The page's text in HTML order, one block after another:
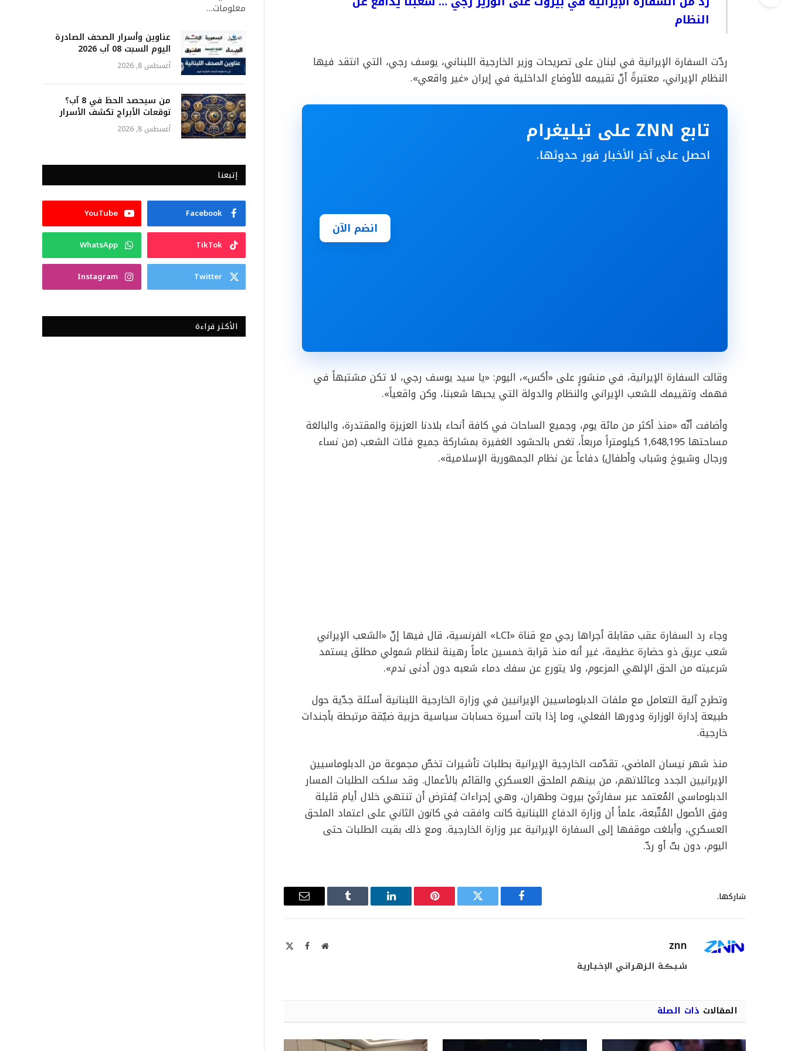
النظام
ردّت السفارة الإيرانية في لبنان على تصريحات وزير الخارجية اللبناني، يوسف رجي، التي انتقد فيها
النظام الإيراني، معتبرةً أنّ تقييمه للأوضاع الداخلية في إيران «غير واقعي».
تابع ZNN على تيليغرام
احصل على آخر الأخبار فور حدوثها.
انضم الآن
وقالت السفارة الإيرانية، في منشورٍ على «أكس»، اليوم: «يا سيد يوسف رجي، لا تكن مشتبهاً في
فهمك وتقييمك للشعب الإيراني والنظام والدولة التي يحبها شعبنا، وكن واقعياً».
وأضافت أنّه «منذ أكثر من مائة يوم، وجميع الساحات في كافة أنحاء بلادنا العزيزة والمقتدرة، والبالغة
مساحتها 1,648,195 كيلومتراً مربعاً، تغص بالحشود الغفيرة بمشاركة جميع فئات الشعب (من نساء
ورجال وشيوخ وشباب وأطفال) دفاعاً عن نظام الجمهورية الإسلامية».
وجاء رد السفارة عقب مقابلة أجراها رجي مع قناة «LCI» الفرنسية، قال فيها إنّ «الشعب الإيراني
شعب عريق ذو حضارة عظيمة، غير أنه منذ قرابة خمسين عاماً رهينة لنظام شمولي مطلق يستمد
شرعيته من الحق الإلهي المزعوم، ولا يتورع عن سفك دماء شعبه دون أدنى ندم».
وتطرح آلية التعامل مع ملفات الدبلوماسيين الإيرانيين في وزارة الخارجية اللبنانية أسئلة جدّية حول
طبيعة إدارة الوزارة ودورها الفعلي، وما إذا باتت أسيرة حسابات سياسية حزبية ضيّقة مرتبطة بأجندات
خارجية.
منذ شهر نيسان الماضي، تقدّمت الخارجية الإيرانية بطلبات تأشيرات تخصّ مجموعة من الدبلوماسيين
الإيرانيين الجدد وعائلاتهم، من بينهم الملحق العسكري والقائم بالأعمال. وقد سلكت الطلبات المسار
الدبلوماسي المُعتمد عبر سفارتَيْ بيروت وطهران، وهي إجراءات يُفترض أن تنتهي خلال أيام قليلة
وفق الأصول المُتّبعة، علماً أن وزارة الدفاع اللبنانية كانت وافقت في كانون الثاني على اعتماد الملحق
العسكري، وأبلغت موقفها إلى السفارة الإيرانية عبر وزارة الخارجية. ومع ذلك بقيت الطلبات حتى
اليوم، دون بتّ أو ردّ.
شاركها.
فيسبوك تويتر بينتيريستلينكدإن Tumblr
البريد
znn
موقعفيسبوك
شـبـڪـة الـزهـرانـي الإخـبـاريـة
المقالات ذات الصلة
معلومات…
عناوين وأسرار الصحف الصادرة
اليوم السبت 08 آب 2026
أغسطس 8, 2026
من سيحصد الحظ في 8 آب؟
توقعات الأبراج تكشف الأسرار
أغسطس 8, 2026
إتبعنا
Facebook
YouTube
TikTok
WhatsApp
Twitter
Instagram
الأكثر قراءة